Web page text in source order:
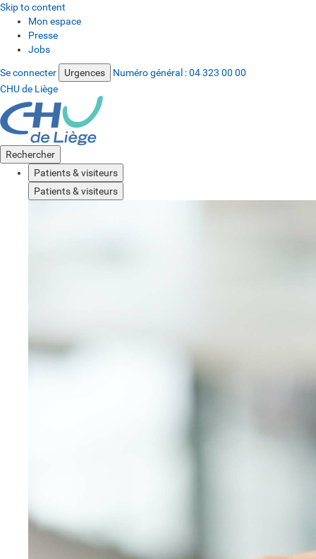
Skip to content
Mon espace
Presse
Jobs
Se connecter Urgences Numéro général :04 323 00 00
CHU de Liège
Rechercher
Patients & visiteurs
Patients & visiteurs